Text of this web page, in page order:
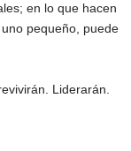
en lo que hacen
pequeño, puede
Liderarán.